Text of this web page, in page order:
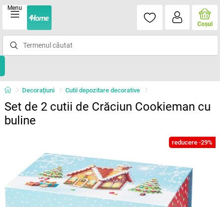
Menu
Coşul
Decorațiuni Cutii depozitare decorative
Set de 2 cutii de Crăciun Cookieman cu
buline
reducere -29%